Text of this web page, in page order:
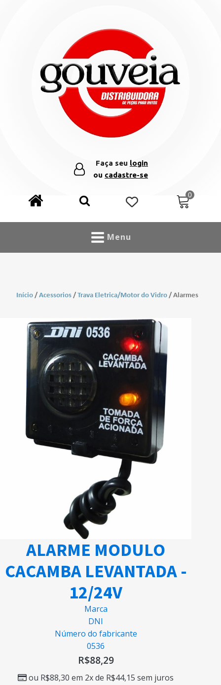
Faça seu login
ou cadastre-se
Menu
Início / Acessorios / Trava Eletrica/Motor do Vidro / Alarmes
ALARME MODULO
CACAMBA LEVANTADA -
12/24V
Marca
DNI
Número do fabricante
0536
R$88,29
ou R$88,30 em 2x de R$44,15 sem juros